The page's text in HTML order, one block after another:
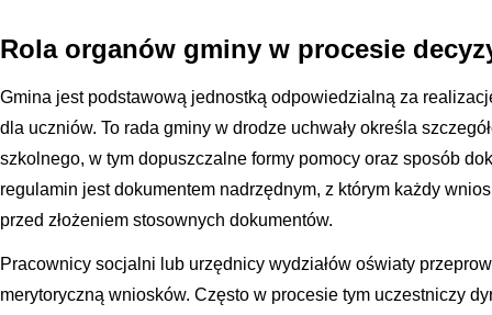
Rola organów gminy w procesie
Gmina jest podstawową jednostką odpowiedzialną za
dla uczniów. To rada gminy w drodze uchwały określa
szkolnego, w tym dopuszczalne formy pomocy oraz sposób
regulamin jest dokumentem nadrzędnym, z którym każdy
przed złożeniem stosownych dokumentów.
Pracownicy socjalni lub urzędnicy wydziałów oświaty
merytoryczną wniosków. Często w procesie tym uczestniczy